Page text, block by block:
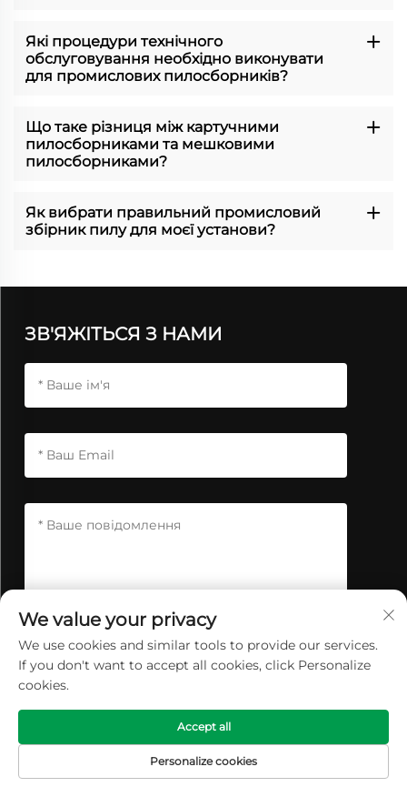
Які процедури технічного
обслуговування необхідно виконувати
для промислових пилосборників?
Що таке різниця між картучними
пилосборниками та мешковими
пилосборниками?
Як вибрати правильний промисловий
збірник пилу для моєї установи?
ЗВ'ЯЖІТЬСЯ З НАМИ
НАДІСЛАТИ ПОВІДОМЛЕННЯ
ГОЛОВНА
ЕЛЕКТРОННА
We value your privacy
We use cookies and similar tools to provide our services.
If you don't want to accept all cookies, click Personalize
cookies.
Personalize cookies
Accept all